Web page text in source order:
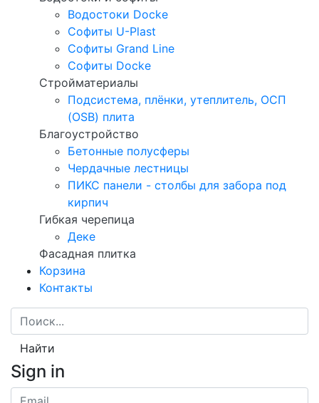
Водостоки Docke
Софиты U-Plast
Софиты Grand Line
Софиты Docke
Стройматериалы
Подсистема, плёнки, утеплитель, ОСП
(OSB) плита
Благоустройство
Бетонные полусферы
Чердачные лестницы
ПИКС панели - столбы для забора под
кирпич
Гибкая черепица
Деке
Фасадная плитка
Корзина
Контакты
Найти
Sign in